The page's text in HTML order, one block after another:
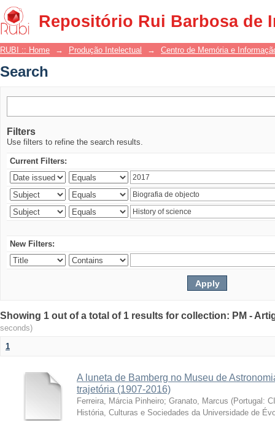
Repositório Rui Barbosa de
Search
RUBI :: Home → Produção Intelectual → Centro de Memória e
Search
Filters
Use filters to refine the search results.
Current Filters:
New Filters:
Showing 1 out of a total of 1 results for collection: PM -
seconds)
1
A luneta de Bamberg no Museu de
trajetória (1907-2016)
Ferreira, Márcia Pinheiro; Granato, Marcus (Portugal:
História, Culturas e Sociedades da Universidade de